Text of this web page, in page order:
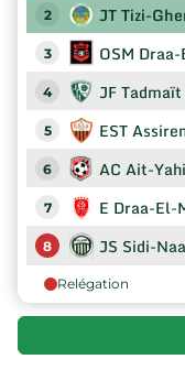
2 JT Tizi-
3 OSM
4 JF Tadmaït
5 EST
6 AC Ait-
7 E Draa-El-
8 JS Sidi-
Relégation